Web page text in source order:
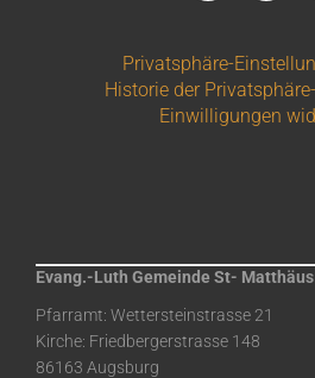
Privatsphäre-
Historie der
Einwilligungen
Evang.-Luth Gemeinde St- Matthäus
Pfarramt: Wettersteinstrasse 21
Kirche: Friedbergerstrasse 148
86163 Augsburg